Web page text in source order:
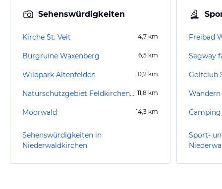
Sehenswürdigkeiten
Kirche St. Veit 4,7 km
Burgruine Waxenberg 6,5 km
Wildpark Altenfelden 10,2 km
Naturschutzgebiet Feldkirchen-Pesenbachtal 11,8 km
Moorwald 14,3 km
Sehenswürdigkeiten in
Niederwaldkirchen
Freibad
Golfclub
Sport-